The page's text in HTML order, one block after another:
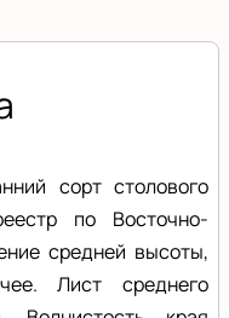
сорт столового
по Восточно-
средней высоты,
Лист среднего